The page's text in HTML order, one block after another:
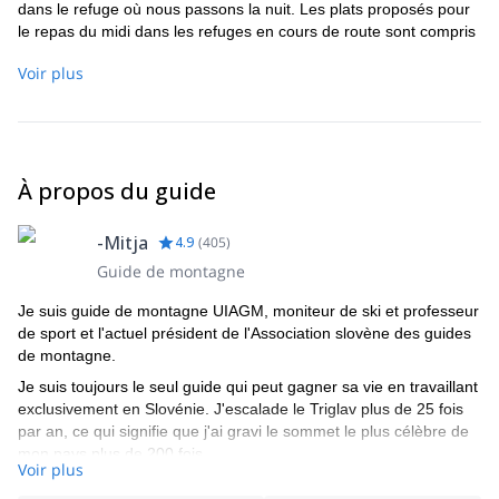
dans le refuge où nous passons la nuit. Les plats proposés pour
le repas du midi dans les refuges en cours de route sont compris
Equipement pour l'ascension du Mt Triglav : -baudrier (je peux le
fournir) -lampe frontale -vêtements chauds (polaire...) -veste et
aussi) -chapeau -lunettes de soleil, chapeau et crème solaire
recommandées) -bâtons -sac à dos (30l) -bouteille d'eau -
médicaments prescrits par votre médecin -appareil photo -barres
énergétiques, chocolats, autres aliments pour l'ascension (le
tronçon le plus long sans refuge est de 5 heures. Vous pourrez
trouver de la nourriture chaude dans les refuges, alors
n'exagérez pas avec les snacks). -carte de membre de l'Alpine
les nuitées, sinon ne vous inquiétez pas).
Voir plus
À propos du guide
-Mitja 4.9 (405)
Guide de montagne
Je suis guide de montagne UIAGM, moniteur de ski et professeur
de sport et l'actuel président de l'Association slovène des guides
de montagne.
Je suis toujours le seul guide qui peut gagner sa vie en travaillant
exclusivement en Slovénie. J'escalade le Triglav plus de 25 fois
par an, ce qui signifie que j'ai gravi le sommet le plus célèbre de
mon pays plus de 200 fois.
Si vous voulez faire de l'escalade ou du ski dans les montagnes
Voir plus